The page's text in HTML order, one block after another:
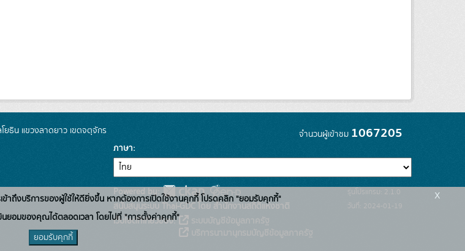
ยธิน แขวงลาดยาว เขตจตุจักร
จำนวนผู้เข้าชม 1067205
ภาษา
Powered by:
สนับสนุนระบบ Thai-GDC โดย สำนักงานสถิติแห่งชาติ
เว็บไซต์ที่เกี่ยวข้อง:
ระบบบัญชีข้อมูลภาครัฐ
บริการนามานุกรมบัญชีข้อมูลภาครัฐ
รุ่นโปรแกรม: 2.1.0
วันที่: 2024-01-19
ข้าถึงบริการของผู้ใช้ให้ดียิ่งขึ้น หากต้องการเปิดใช้งานคุกกี้ โปรดคลิก "ยอมรับคุกกี้"
ยอมของคุณได้ตลอดเวลา โดยไปที่ "การตั้งค่าคุกกี้"
ยอมรับคุกกี้
x